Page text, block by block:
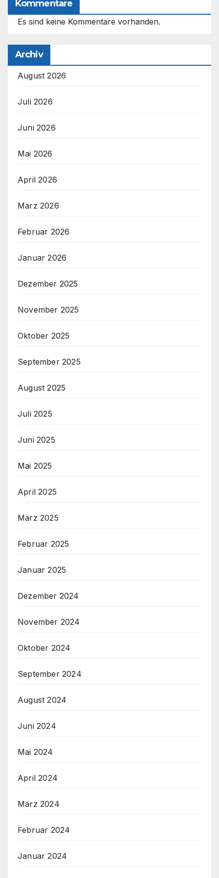
Kommentare
Es sind keine Kommentare vorhanden.
Archiv
August 2026
Juli 2026
Juni 2026
Mai 2026
April 2026
März 2026
Februar 2026
Januar 2026
Dezember 2025
November 2025
Oktober 2025
September 2025
August 2025
Juli 2025
Juni 2025
Mai 2025
April 2025
März 2025
Februar 2025
Januar 2025
Dezember 2024
November 2024
Oktober 2024
September 2024
August 2024
Juni 2024
Mai 2024
April 2024
März 2024
Februar 2024
Januar 2024